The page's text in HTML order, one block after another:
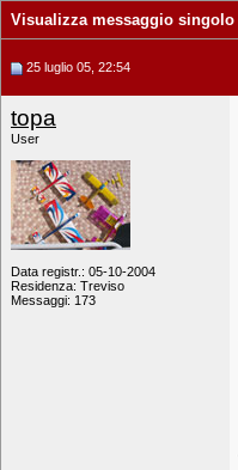
Visualizza messaggio singolo
25 luglio 05, 22:54
topa
User
Data registr.: 05-10-2004
Residenza: Treviso
Messaggi: 173